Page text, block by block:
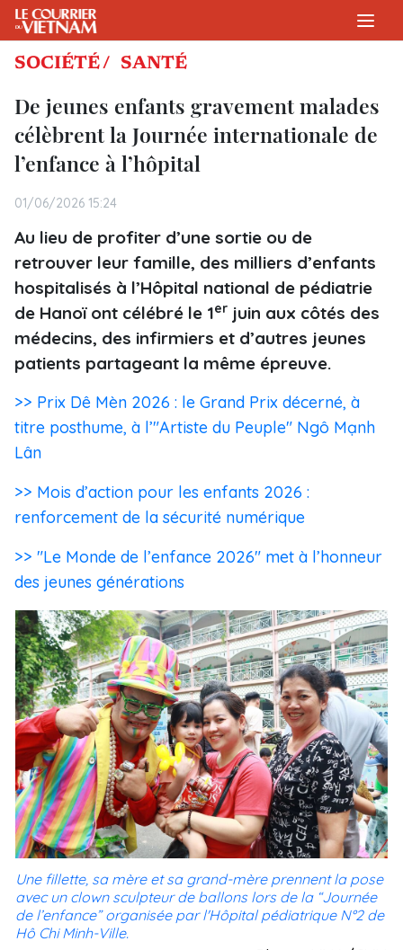
SOCIÉTÉ / SANTÉ
De jeunes enfants gravement malades
célèbrent la Journée internationale de
l’enfance à l’hôpital
01/06/2026 15:24
Au lieu de profiter d’une sortie ou de
retrouver leur famille, des milliers d’enfants
hospitalisés à l’Hôpital national de pédiatrie
de Hanoï ont célébré le 1er juin aux côtés des
médecins, des infirmiers et d’autres jeunes
patients partageant la même épreuve.
>> Prix Dê Mèn 2026 : le Grand Prix décerné, à
titre posthume, à l’"Artiste du Peuple" Ngô Mạnh
Lân
>> Mois d’action pour les enfants 2026 :
renforcement de la sécurité numérique
>> "Le Monde de l’enfance 2026" met à l’honneur
des jeunes générations
Une fillette, sa mère et sa grand-mère prennent la pose
avec un clown sculpteur de ballons lors de la “Journée
de l’enfance” organisée par l'Hôpital pédiatrique N°2 de
Hô Chi Minh-Ville.